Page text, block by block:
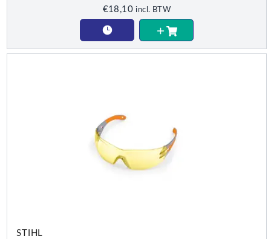
€18,10 incl. BTW
STIHL